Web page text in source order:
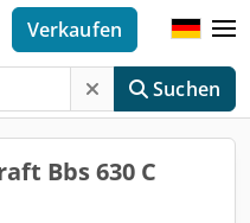
Suchen
Verkaufen
Bbs 630 C